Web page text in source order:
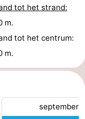
tot het strand:
m.
tot het centrum:
m.
september